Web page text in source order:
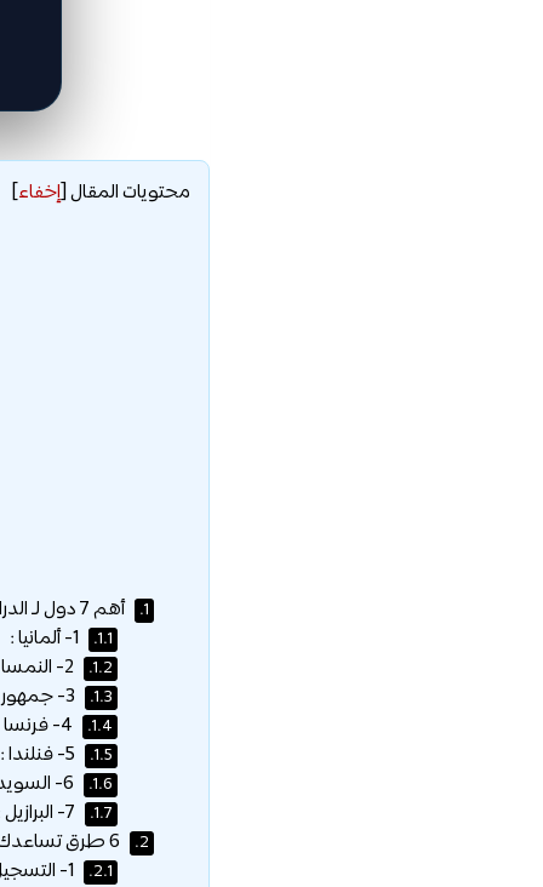
محتويات المقال[إخفاء]
1. أهم 7 دول لـ الدراسة في الخارج مجانا :
1.1.
1.2.
1.3.
1.4.
1.5.
1.6.
1.7.
2.
2.1.